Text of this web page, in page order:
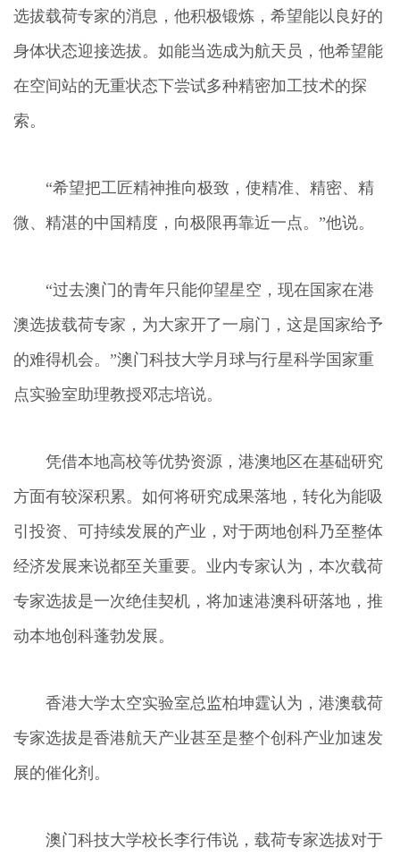
选拔载荷专家的消息，他积极锻炼，希望能以良好的
身体状态迎接选拔。如能当选成为航天员，他希望能
在空间站的无重状态下尝试多种精密加工技术的探
索。
“希望把工匠精神推向极致，使精准、精密、精
微、精湛的中国精度，向极限再靠近一点。”他说。
“过去澳门的青年只能仰望星空，现在国家在港
澳选拔载荷专家，为大家开了一扇门，这是国家给予
的难得机会。”澳门科技大学月球与行星科学国家重
点实验室助理教授邓志培说。
凭借本地高校等优势资源，港澳地区在基础研究
方面有较深积累。如何将研究成果落地，转化为能吸
引投资、可持续发展的产业，对于两地创科乃至整体
经济发展来说都至关重要。业内专家认为，本次载荷
专家选拔是一次绝佳契机，将加速港澳科研落地，推
动本地创科蓬勃发展。
香港大学太空实验室总监柏坤霆认为，港澳载荷
专家选拔是香港航天产业甚至是整个创科产业加速发
展的催化剂。
澳门科技大学校长李行伟说，载荷专家选拔对于